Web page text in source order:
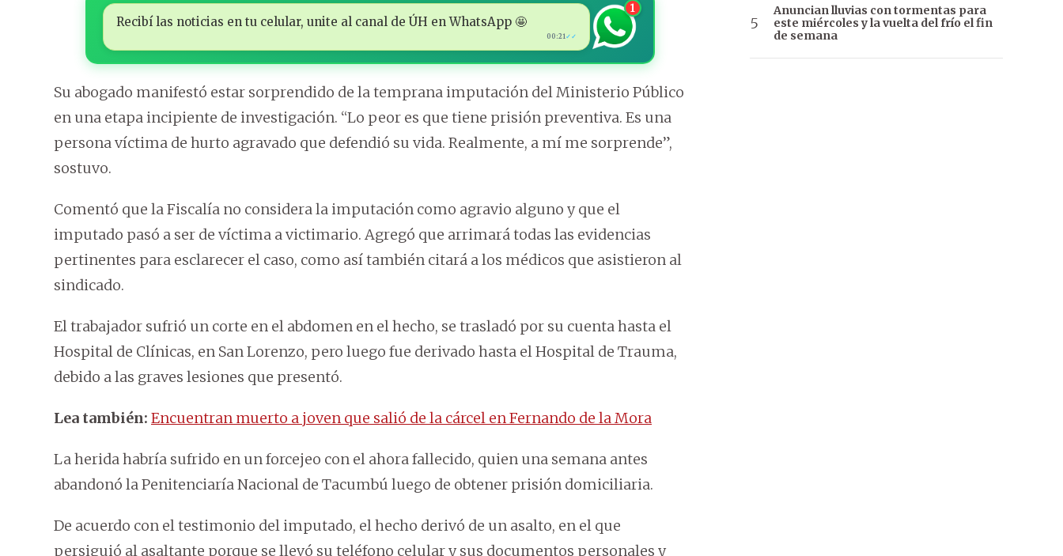
Recibí las noticias en tu celular, unite al canal de ÚH en WhatsApp 🤩
00:21✓✓
1
Su abogado manifestó estar sorprendido de la temprana imputación del Ministerio Público
en una etapa incipiente de investigación. “Lo peor es que tiene prisión preventiva. Es una
persona víctima de hurto agravado que defendió su vida. Realmente, a mí me sorprende”,
sostuvo.
Comentó que la Fiscalía no considera la imputación como agravio alguno y que el
imputado pasó a ser de víctima a victimario. Agregó que arrimará todas las evidencias
pertinentes para esclarecer el caso, como así también citará a los médicos que asistieron al
sindicado.
El trabajador sufrió un corte en el abdomen en el hecho, se trasladó por su cuenta hasta el
Hospital de Clínicas, en San Lorenzo, pero luego fue derivado hasta el Hospital de Trauma,
debido a las graves lesiones que presentó.
Lea también: Encuentran muerto a joven que salió de la cárcel en Fernando de la Mora
La herida habría sufrido en un forcejeo con el ahora fallecido, quien una semana antes
abandonó la Penitenciaría Nacional de Tacumbú luego de obtener prisión domiciliaria.
De acuerdo con el testimonio del imputado, el hecho derivó de un asalto, en el que
persiguió al asaltante porque se llevó su teléfono celular y sus documentos personales y
Anuncian lluvias con tormentas para
este miércoles y la vuelta del frío el fin
de semana